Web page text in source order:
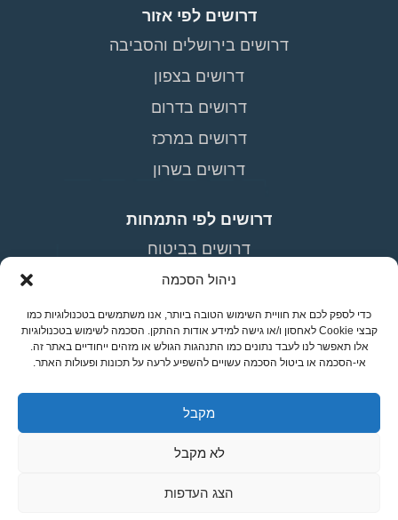
ניהול הסכמה
כדי לספק לכם את חוויית השימוש הטובה ביותר, אנו משתמשים בטכנולוגיות כמו
קבצי Cookie לאחסון ו/או גישה למידע אודות ההתקן. הסכמה לשימוש בטכנולוגיות
אלו תאפשר לנו לעבד נתונים כמו התנהגות הגולש או מזהים ייחודיים באתר זה.
אי-הסכמה או ביטול הסכמה עשויים להשפיע לרעה על תכונות ופעולות האתר.
מקבל
לא מקבל
הצג העדפות
דרושים לפי אזור
דרושים בירושלים והסביבה
דרושים בצפון
דרושים בדרום
דרושים במרכז
דרושים בשרון
דרושים לפי התמחות
דרושים בביטוח
דרושים בתעשייה וניהול
דרושים רואי חשבון
דרושים אנשי מכירות
מפת אתר צור קשר מדיניות פרטיות הצהרת נגישות תנאי
שימוש
חבר הון אנושי: